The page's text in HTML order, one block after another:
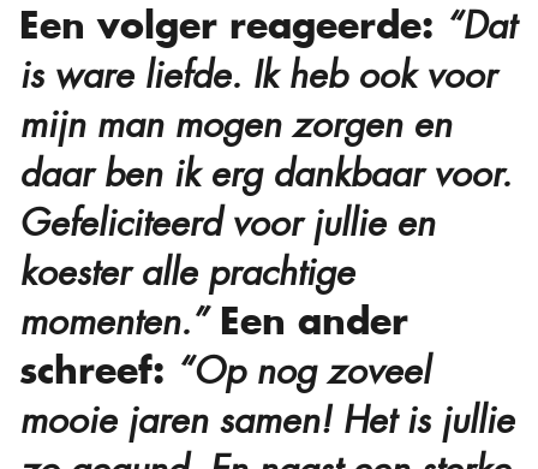
Een volger reageerde: “Dat
is ware liefde. Ik heb ook voor
mijn man mogen zorgen en
daar ben ik erg dankbaar voor.
Gefeliciteerd voor jullie en
koester alle prachtige
momenten.”Een ander
schreef: “Op nog zoveel
mooie jaren samen! Het is jullie